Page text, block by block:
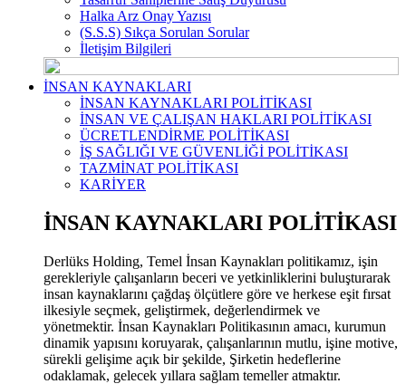
Halka Arz Onay Yazısı
(S.S.S) Sıkça Sorulan Sorular
İletişim Bilgileri
İNSAN KAYNAKLARI
İNSAN KAYNAKLARI POLİTİKASI
İNSAN VE ÇALIŞAN HAKLARI POLİTİKASI
ÜCRETLENDİRME POLİTİKASI
İŞ SAĞLIĞI VE GÜVENLİĞİ POLİTİKASI
TAZMİNAT POLİTİKASI
KARİYER
İNSAN KAYNAKLARI POLİTİKASI
Derlüks Holding, Temel İnsan Kaynakları politikamız, işin
gerekleriyle çalışanların beceri ve yetkinliklerini buluşturarak
insan kaynaklarını çağdaş ölçütlere göre ve herkese eşit fırsat
ilkesiyle seçmek, geliştirmek, değerlendirmek ve
yönetmektir. İnsan Kaynakları Politikasının amacı, kurumun
dinamik yapısını koruyarak, çalışanlarının mutlu, işine motive,
sürekli gelişime açık bir şekilde, Şirketin hedeflerine
odaklamak, gelecek yıllara sağlam temeller atmaktır.